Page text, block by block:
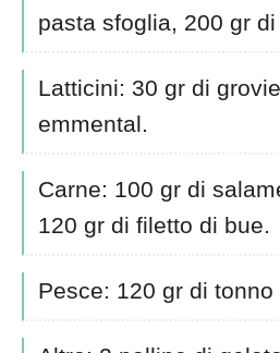
pasta sfoglia, 200 gr
Latticini: 30 gr di
emmental.
Carne: 100 gr di
120 gr di filetto di bue.
Pesce: 120 gr di